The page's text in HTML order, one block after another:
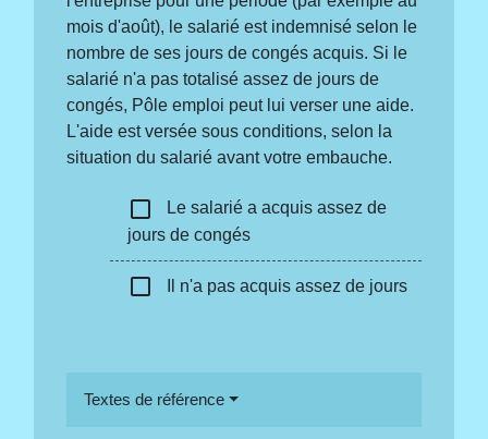
mois d'août), le salarié est indemnisé selon le
nombre de ses jours de congés acquis. Si le
salarié n'a pas totalisé assez de jours de
congés, Pôle emploi peut lui verser une aide.
L'aide est versée sous conditions, selon la
situation du salarié avant votre embauche.
check_box_outline_blank
Le salarié a acquis assez de
jours de congés
check_box_outline_blank Il n'a pas acquis assez de jours
Textes de référence